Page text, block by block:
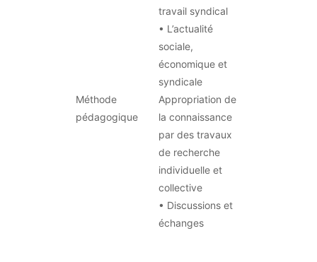
travail syndical
• L’actualité
sociale,
économique et
syndicale
Méthode
pédagogique
Appropriation de
la connaissance
par des travaux
de recherche
individuelle et
collective
• Discussions et
échanges